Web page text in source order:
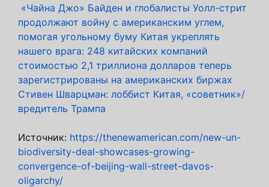
«Чайна Джо» Байден и глобалисты Уолл-стрит
продолжают войну с американским углем,
помогая угольному буму Китая укреплять
нашего врага: 248 китайских компаний
стоимостью 2,1 триллиона долларов теперь
зарегистрированы на американских биржах
Стивен Шварцман: лоббист Китая, «советник»/
вредитель Трампа
Источник: https://thenewamerican.com/new-un-
biodiversity-deal-showcases-growing-
convergence-of-beijing-wall-street-davos-
oligarchy/